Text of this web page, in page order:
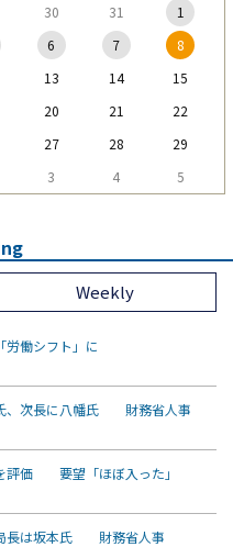
30 31
1
6 7
8
13 14
15
20 21
22
27 28
29
3 4 5
Weekly
労働シフト」に
、次長に八幡氏 財務省人事
評価 要望「ほぼ入った」
長は坂本氏 財務省人事